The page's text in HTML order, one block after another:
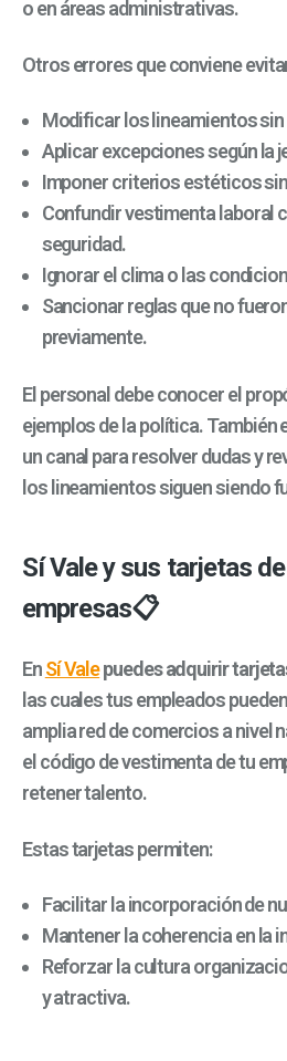
o en áreas administrativas.
Otros errores que conviene
Modificar los lineamientos
Aplicar excepciones según la
Imponer criterios estéticos
Confundir vestimenta laboral
seguridad.
Ignorar el clima o las
Sancionar reglas que no
previamente.
El personal debe conocer el
ejemplos de la política. También
un canal para resolver dudas y
los lineamientos siguen siendo
Sí Vale y sus tarjetas
empresas📋
EnSí Valepuedes adquirir
las cuales tus empleados
amplia red de comercios a nivel
el código de vestimenta de tu
retener talento.
Estas tarjetas permiten:
Facilitar la incorporación de
Mantener la coherencia en la
Reforzar la cultura
y atractiva.